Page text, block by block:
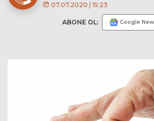
07.07.2020 | 15:23
ABONE OL: Google